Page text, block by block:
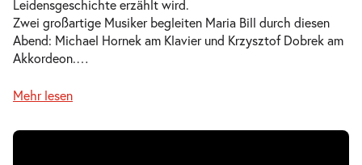
Leidensgeschichte erzählt wird.
Zwei großartige Musiker begleiten Maria Bill durch diesen
Abend: Michael Hornek am Klavier und Krzysztof Dobrek am
Akkordeon.…
Mehr lesen